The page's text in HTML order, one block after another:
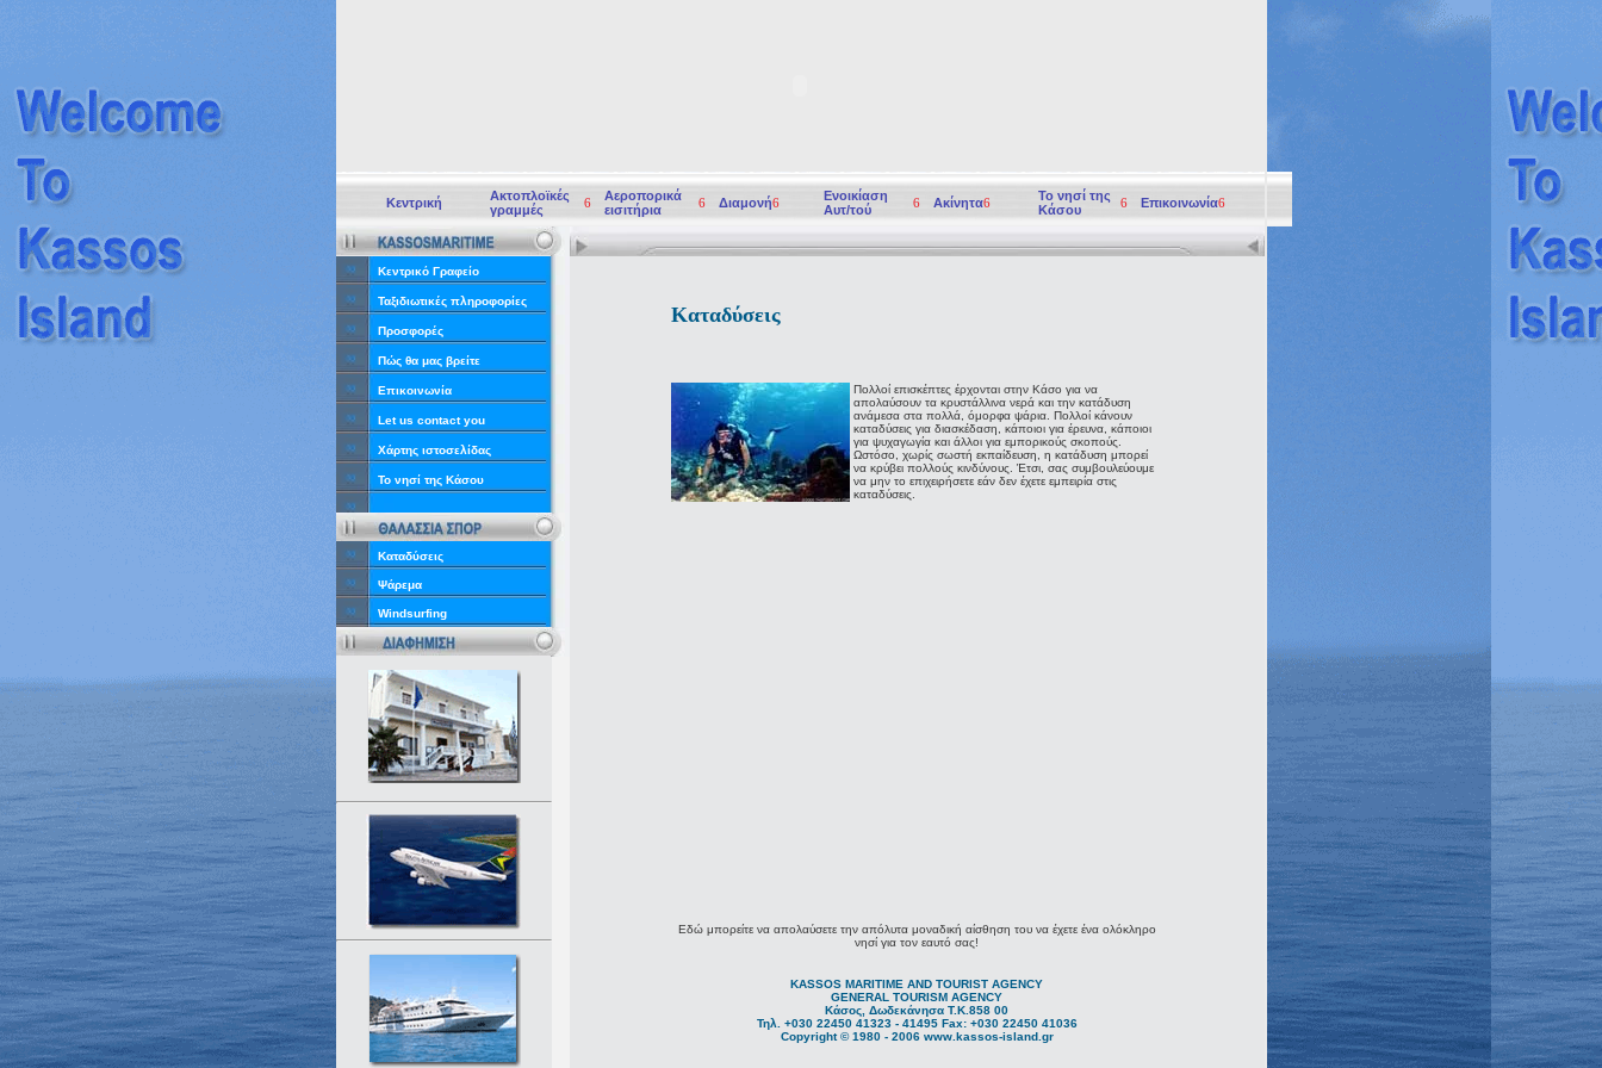
Κεντρική
Ακτοπλοϊκές
γραμμές
6
Αεροπορικά
εισιτήρια
6 Διαμονή6
Ενοικίαση
Αυτ/τού
6 Ακίνητα6
Το νησί της
Κάσου
6 Επικοινωνία6
Κεντρικό Γραφείο
Καταδύσεις
Πολλοί επισκέπτες έρχονται στην Κάσο για να
απολαύσουν τα κρυστάλλινα νερά και την κατάδυση
ανάμεσα στα πολλά, όμορφα ψάρια. Πολλοί κάνουν
καταδύσεις για διασκέδαση, κάποιοι για έρευνα, κάποιοι
για ψυχαγωγία και άλλοι για εμπορικούς σκοπούς.
Ωστόσο, χωρίς σωστή εκπαίδευση, η κατάδυση μπορεί
να κρύβει πολλούς κινδύνους. Έτσι, σας συμβουλεύουμε
να μην το επιχειρήσετε εάν δεν έχετε εμπειρία στις
καταδύσεις.
Εδώ μπορείτε να απολαύσετε την απόλυτα μοναδική αίσθηση του να έχετε ένα ολόκληρο
νησί για τον εαυτό σας!
KASSOS MARITIME AND TOURIST AGENCY
GENERAL TOURISM AGENCY
Κάσος, Δωδεκάνησα Τ.Κ.858 00
Τηλ. +030 22450 41323 - 41495 Fax: +030 22450 41036
Copyright © 1980 - 2006 www.kassos-island.gr
Ταξιδιωτικές πληροφορίες
Προσφορές
Πώς θα μας βρείτε
Επικοινωνία
Let us contact you
Χάρτης ιστοσελίδας
Το νησί της Κάσου
Καταδύσεις
Ψάρεμα
Windsurfing